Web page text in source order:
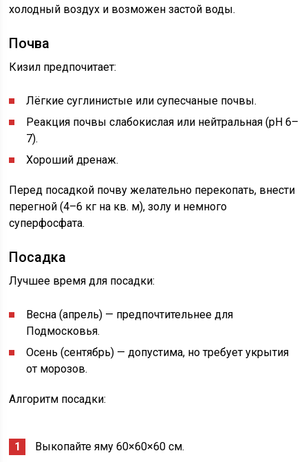
холодный воздух и возможен застой воды.
Почва
Кизил предпочитает:
Лёгкие суглинистые или супесчаные почвы.
Реакция почвы слабокислая или нейтральная (pH 6–
7).
Хороший дренаж.
Перед посадкой почву желательно перекопать, внести
перегной (4–6 кг на кв. м), золу и немного
суперфосфата.
Посадка
Лучшее время для посадки:
Весна (апрель) — предпочтительнее для
Подмосковья.
Осень (сентябрь) — допустима, но требует укрытия
от морозов.
Алгоритм посадки:
Выкопайте яму 60×60×60 см.